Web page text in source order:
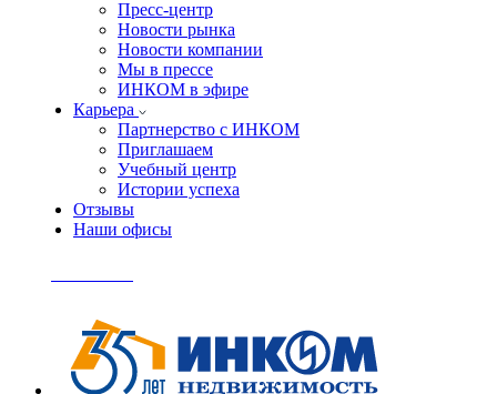
Пресс-центр
Новости рынка
Новости компании
Мы в прессе
ИНКОМ в эфире
Карьера
Партнерство с ИНКОМ
Приглашаем
Учебный центр
Истории успеха
Отзывы
Наши офисы